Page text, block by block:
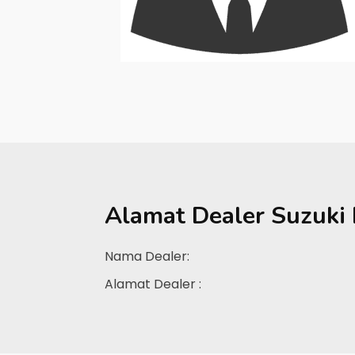
Alamat Dealer Suzuki
Nama Dealer:
Alamat Dealer :